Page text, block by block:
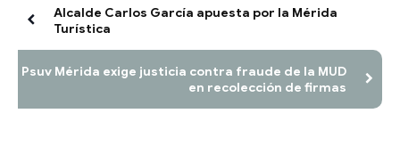
Alcalde Carlos García apuesta por la Mérida
Turística
Psuv Mérida exige justicia contra fraude de la MUD
en recolección de firmas